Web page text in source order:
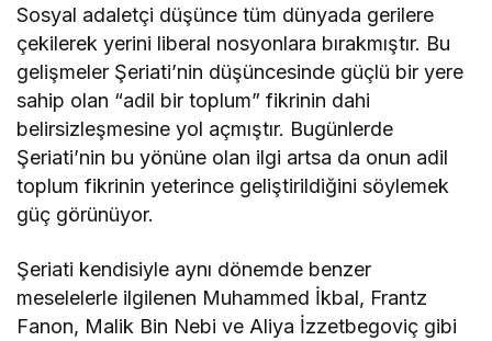
Sosyal adaletçi düşünce tüm dünyada gerilere
çekilerek yerini liberal nosyonlara bırakmıştır. Bu
gelişmeler Şeriati’nin düşüncesinde güçlü bir yere
sahip olan “adil bir toplum” fikrinin dahi
belirsizleşmesine yol açmıştır. Bugünlerde
Şeriati’nin bu yönüne olan ilgi artsa da onun adil
toplum fikrinin yeterince geliştirildiğini söylemek
güç görünüyor.
Şeriati kendisiyle aynı dönemde benzer
meselelerle ilgilenen Muhammed İkbal, Frantz
Fanon, Malik Bin Nebi ve Aliya İzzetbegoviç gibi